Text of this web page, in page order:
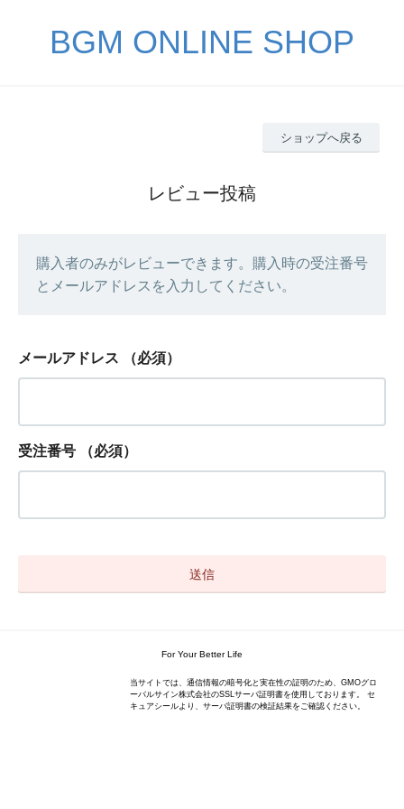
BGM ONLINE SHOP
ショップへ戻る
レビュー投稿
購入者のみがレビューできます。購入時の受注番号
とメールアドレスを入力してください。
メールアドレス （必須）
受注番号 （必須）
For Your Better Life
当サイトでは、通信情報の暗号化と実在性の証明のため、GMOグロ
ーバルサイン株式会社のSSLサーバ証明書を使用しております。 セ
キュアシールより、サーバ証明書の検証結果をご確認ください。